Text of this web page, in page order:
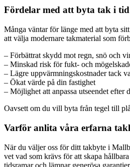
Fördelar med att byta tak i tid
Många väntar för länge med att byta
att välja modernare takmaterial som
– Förbättrat skydd mot regn, snö och
– Minskad risk för fukt- och
– Lägre uppvärmningskostnader tack
– Ökat värde på din fastighet
– Möjlighet att anpassa utseendet efter
Oavsett om du vill byta från tegel till
Varför anlita våra erfarna
När du väljer oss för ditt takbyte i
vet vad som krävs för att skapa
tidsramar och lämnar generösa